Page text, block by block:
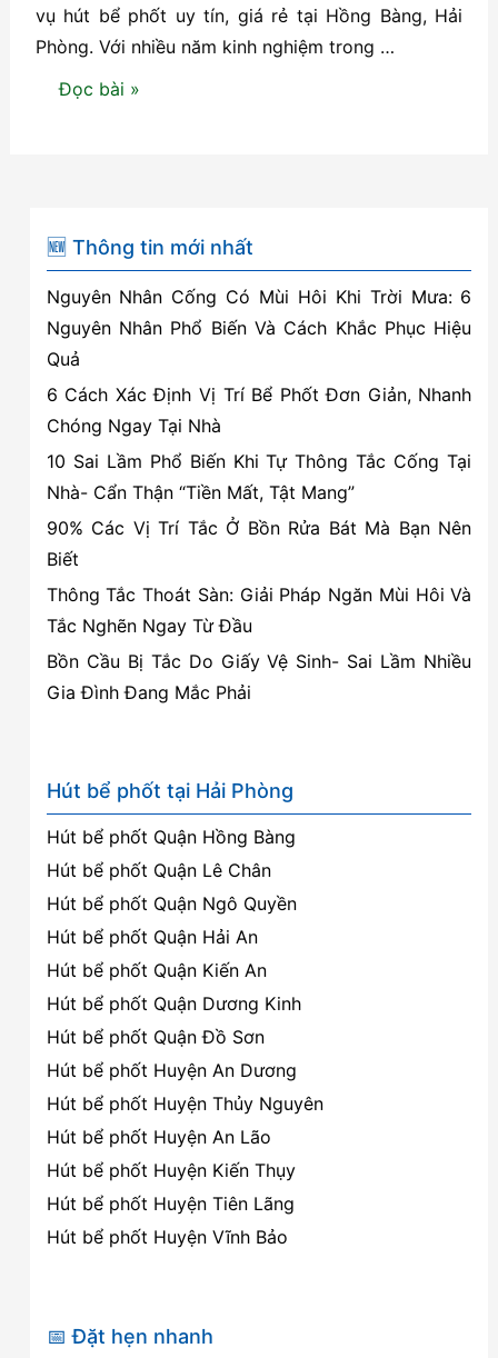
vụ hút bể phốt uy tín, giá rẻ tại Hồng Bàng, Hải
Phòng. Với nhiều năm kinh nghiệm trong …
Dịch
uy
tín,
giá
rẻ
tại
Hồng
Bàng,
Hải
Phòng
Đọc bài »
🆕 Thông tin mới nhất
Nguyên Nhân Cống Có Mùi Hôi Khi Trời Mưa: 6
Nguyên Nhân Phổ Biến Và Cách Khắc Phục Hiệu
Quả
6 Cách Xác Định Vị Trí Bể Phốt Đơn Giản, Nhanh
Chóng Ngay Tại Nhà
10 Sai Lầm Phổ Biến Khi Tự Thông Tắc Cống Tại
Nhà- Cẩn Thận “Tiền Mất, Tật Mang”
90% Các Vị Trí Tắc Ở Bồn Rửa Bát Mà Bạn Nên
Biết
Thông Tắc Thoát Sàn: Giải Pháp Ngăn Mùi Hôi Và
Tắc Nghẽn Ngay Từ Đầu
Bồn Cầu Bị Tắc Do Giấy Vệ Sinh- Sai Lầm Nhiều
Gia Đình Đang Mắc Phải
Hút bể phốt tại Hải Phòng
Hút bể phốt Quận Hồng Bàng
Hút bể phốt Quận Lê Chân
Hút bể phốt Quận Ngô Quyền
Hút bể phốt Quận Hải An
Hút bể phốt Quận Kiến An
Hút bể phốt Quận Dương Kinh
Hút bể phốt Quận Đồ Sơn
Hút bể phốt Huyện An Dương
Hút bể phốt Huyện Thủy Nguyên
Hút bể phốt Huyện An Lão
Hút bể phốt Huyện Kiến Thụy
Hút bể phốt Huyện Tiên Lãng
Hút bể phốt Huyện Vĩnh Bảo
📅 Đặt hẹn nhanh